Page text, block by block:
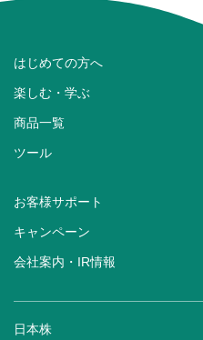
はじめての方へ
楽しむ・学ぶ
商品一覧
ツール
お客様サポート
キャンペーン
会社案内・IR情報
日本株